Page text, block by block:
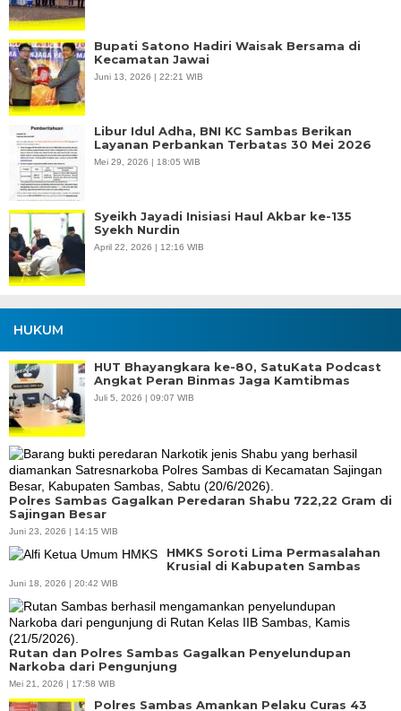
Bupati Satono Hadiri Waisak Bersama di
Kecamatan Jawai
Juni 13, 2026 | 22:21 WIB
Libur Idul Adha, BNI KC Sambas Berikan
Layanan Perbankan Terbatas 30 Mei 2026
Mei 29, 2026 | 18:05 WIB
Syeikh Jayadi Inisiasi Haul Akbar ke-135
Syekh Nurdin
April 22, 2026 | 12:16 WIB
HUKUM
HUT Bhayangkara ke-80, SatuKata Podcast
Angkat Peran Binmas Jaga Kamtibmas
Juli 5, 2026 | 09:07 WIB
Polres Sambas Gagalkan Peredaran Shabu 722,22 Gram di
Sajingan Besar
Juni 23, 2026 | 14:15 WIB
HMKS Soroti Lima Permasalahan
Krusial di Kabupaten Sambas
Juni 18, 2026 | 20:42 WIB
Rutan dan Polres Sambas Gagalkan Penyelundupan
Narkoba dari Pengunjung
Mei 21, 2026 | 17:58 WIB
Polres Sambas Amankan Pelaku Curas 43